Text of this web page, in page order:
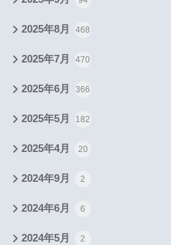
2025年8月 468
2025年7月 470
2025年6月 366
2025年5月 182
2025年4月 20
2024年9月 2
2024年6月 6
2024年5月 2